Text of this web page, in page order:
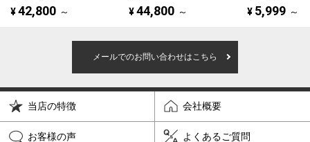
¥42,800 ～ ¥44,800 ～ ¥ 5,999 ～
メールでのお問い合わせはこちら
当店の特徴 会社概要
お客様の声 よくあるご質問